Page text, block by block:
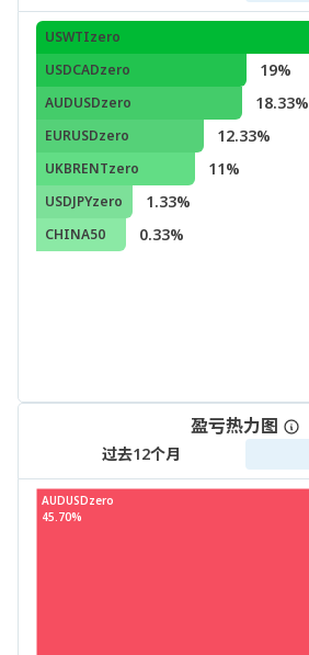
USWTIzero
USDCADzero 19%
AUDUSDzero 18.33%
EURUSDzero 12.33%
UKBRENTzero 11%
USDJPYzero 1.33%
CHINA50 0.33%
盈亏热力图
过去12个月
AUDUSDzero
45.70%